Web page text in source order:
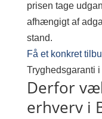
prisen tage
afhængigt af
stand.
Få et konkret
Tryghedsgaranti
Derfor
erhverv i